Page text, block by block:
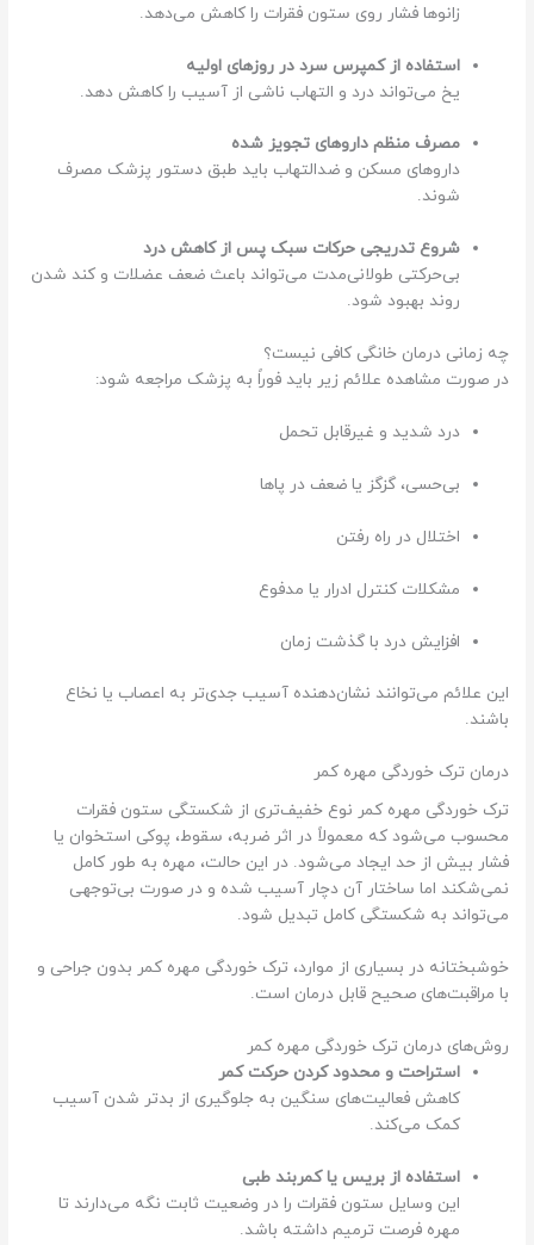
زانوها فشار روی ستون فقرات را کاهش می‌دهد.
استفاده از کمپرس سرد در روزهای اولیه
یخ می‌تواند درد و التهاب ناشی از آسیب را کاهش دهد.
مصرف منظم داروهای تجویز شده
داروهای مسکن و ضدالتهاب باید طبق دستور پزشک مصرف
شوند.
شروع تدریجی حرکات سبک پس از کاهش درد
بی‌حرکتی طولانی‌مدت می‌تواند باعث ضعف عضلات و کند شدن
روند بهبود شود.
چه زمانی درمان خانگی کافی نیست؟
در صورت مشاهده علائم زیر باید فوراً به پزشک مراجعه شود:
درد شدید و غیرقابل تحمل
بی‌حسی، گزگز یا ضعف در پاها
اختلال در راه رفتن
مشکلات کنترل ادرار یا مدفوع
افزایش درد با گذشت زمان
این علائم می‌توانند نشان‌دهنده آسیب جدی‌تر به اعصاب یا نخاع
باشند.
درمان ترک خوردگی مهره کمر
ترک خوردگی مهره کمر نوع خفیف‌تری از شکستگی ستون فقرات
محسوب می‌شود که معمولاً در اثر ضربه، سقوط، پوکی استخوان یا
فشار بیش از حد ایجاد می‌شود. در این حالت، مهره به طور کامل
نمی‌شکند اما ساختار آن دچار آسیب شده و در صورت بی‌توجهی
می‌تواند به شکستگی کامل تبدیل شود.
خوشبختانه در بسیاری از موارد، ترک خوردگی مهره کمر بدون جراحی و
با مراقبت‌های صحیح قابل درمان است.
روش‌های درمان ترک خوردگی مهره کمر
استراحت و محدود کردن حرکت کمر
کاهش فعالیت‌های سنگین به جلوگیری از بدتر شدن آسیب
کمک می‌کند.
استفاده از بریس یا کمربند طبی
این وسایل ستون فقرات را در وضعیت ثابت نگه می‌دارند تا
مهره فرصت ترمیم داشته باشد.